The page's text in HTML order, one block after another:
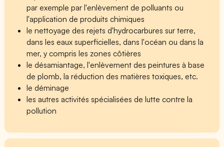
par exemple par l'enlèvement de polluants ou
l'application de produits chimiques
le nettoyage des rejets d'hydrocarbures sur terre,
dans les eaux superficielles, dans l'océan ou dans la
mer, y compris les zones côtières
le désamiantage, l'enlèvement des peintures à base
de plomb, la réduction des matières toxiques, etc.
le déminage
les autres activités spécialisées de lutte contre la
pollution